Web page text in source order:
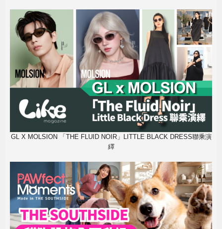
GL X MOLSION 「THE FLUID NOIR」LITTLE BLACK DRESS聯乘演
繹